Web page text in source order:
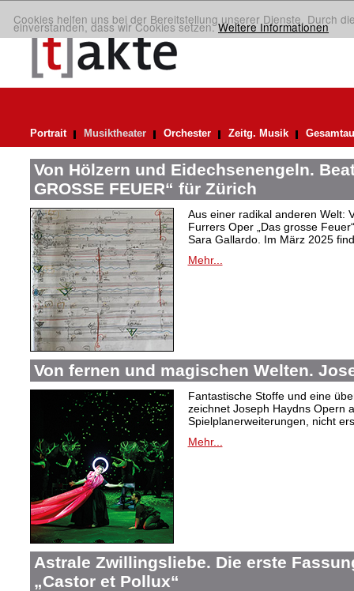
Cookies helfen uns bei der Bereitstellung unserer Dienste. Durch
einverstanden, dass wir Cookies setzen.Weitere Informationen
Portrait Musiktheater Orchester Zeitg. Musik
Von Hölzern und Eidechsenengeln.
GROSSE FEUER“ für Zürich
Aus einer radikal anderen Welt:
Furrers Oper „Das grosse
Sara Gallardo. Im März 2025
Mehr...
Von fernen und magischen Welten.
Fantastische Stoffe und eine
zeichnet Joseph Haydns Opern
Spielplanerweiterungen, nicht
Mehr...
Astrale Zwillingsliebe. Die erste
„Castor et Pollux“